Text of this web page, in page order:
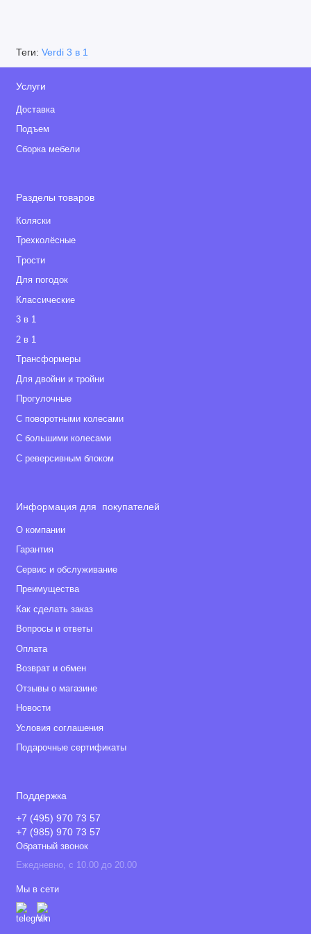
Люлька
Автокресло
Москитная сетка
Накидка на ножки
Сумка для мамы
Матрасик в люльку
Размеры:
Разложенных шасси: 89х58х73-117 см
Сидячего места: 24х32х39 см
Внешние размеры люльки: 86х41x67 см
Вес:
Шасси: 9.2 кг
Автокресла: 3 кг.
Теги: Verdi 3 в 1
Услуги
Доставка
Подъем
Сборка мебели
Разделы товаров
Коляски
Трехколёсные
Tрости
Для погодок
Классические
3 в 1
2 в 1
Tрансформеры
Для двойни и тройни
Прогулочные
С поворотными колесами
С большими колесами
С реверсивным блоком
Информация для покупателей
О компании
Гарантия
Сервис и обслуживание
Преимущества
Как сделать заказ
Вопросы и ответы
Оплата
Возврат и обмен
Отзывы о магазине
Новости
Условия соглашения
Подарочные сертификаты
Поддержка
+7 (495) 970 73 57
+7 (985) 970 73 57
Обратный звонок
Ежедневно, с 10.00 до 20.00
Мы в сети